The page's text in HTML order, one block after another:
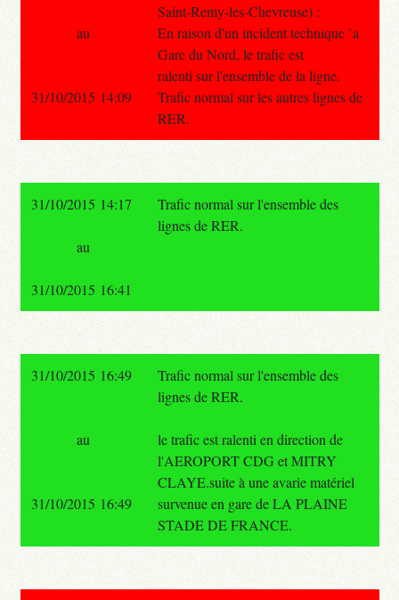
Saint-Remy-les-Chevreuse) :
En raison d'un incident technique `a
Gare du Nord, le trafic est
ralenti sur l'ensemble de la ligne.
Trafic normal sur les autres lignes de
RER.
au
31/10/2015 14:09
31/10/2015 14:17
Trafic normal sur l'ensemble des
lignes de RER.
au
31/10/2015 16:41
31/10/2015 16:49
Trafic normal sur l'ensemble des
lignes de RER.
le trafic est ralenti en direction de
l'AEROPORT CDG et MITRY
CLAYE.suite à une avarie matériel
survenue en gare de LA PLAINE
STADE DE FRANCE.
au
31/10/2015 16:49